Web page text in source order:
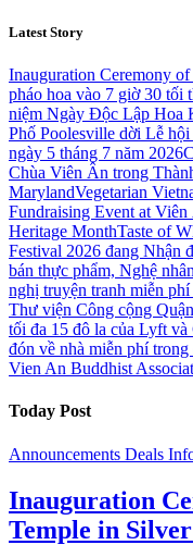
Latest Story
Inauguration Ceremony
pháo hoa vào 7 giờ 30 tối
niệm Ngày Độc Lập Hoa
Phố Poolesville dời Lễ
ngày 5 tháng 7 năm 2026
Chùa Viên Ân trong
MarylandVegetarian
Fundraising Event at
Heritage MonthTaste of
Festival 2026 đang Nhận
bán thực phẩm, Nghệ
nghị truyện tranh miễn
Thư viện Công cộng
tối đa 15 đô la của Lyft
đón về nhà miễn phí
Vien An Buddhist
Today Post
Announcements Deals
Inauguration
Temple in